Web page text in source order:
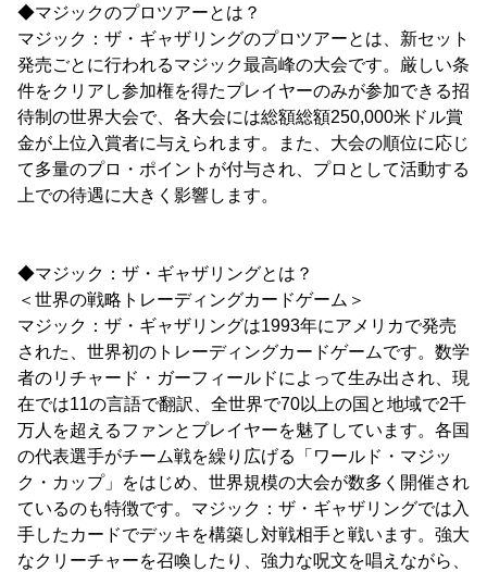
◆マジックのプロツアーとは？
マジック：ザ・ギャザリングのプロツアーとは、新セット
発売ごとに行われるマジック最高峰の大会です。厳しい条
件をクリアし参加権を得たプレイヤーのみが参加できる招
待制の世界大会で、各大会には総額総額250,000米ドル賞
金が上位入賞者に与えられます。また、大会の順位に応じ
て多量のプロ・ポイントが付与され、プロとして活動する
上での待遇に大きく影響します。
◆マジック：ザ・ギャザリングとは？
＜世界の戦略トレーディングカードゲーム＞
マジック：ザ・ギャザリングは1993年にアメリカで発売
された、世界初のトレーディングカードゲームです。数学
者のリチャード・ガーフィールドによって生み出され、現
在では11の言語で翻訳、全世界で70以上の国と地域で2千
万人を超えるファンとプレイヤーを魅了しています。各国
の代表選手がチーム戦を繰り広げる「ワールド・マジッ
ク・カップ」をはじめ、世界規模の大会が数多く開催され
ているのも特徴です。マジック：ザ・ギャザリングでは入
手したカードでデッキを構築し対戦相手と戦います。強大
なクリーチャーを召喚したり、強力な呪文を唱えながら、